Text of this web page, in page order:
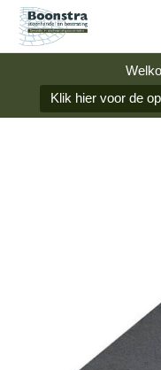
Klik hier voor de